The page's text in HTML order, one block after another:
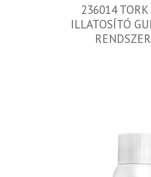
236014 TORK
ILLATOSÍTÓ